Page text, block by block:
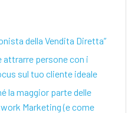
della Vendita Diretta”
attrarre persone con i
sul tuo cliente ideale
la maggior parte delle
Marketing (e come